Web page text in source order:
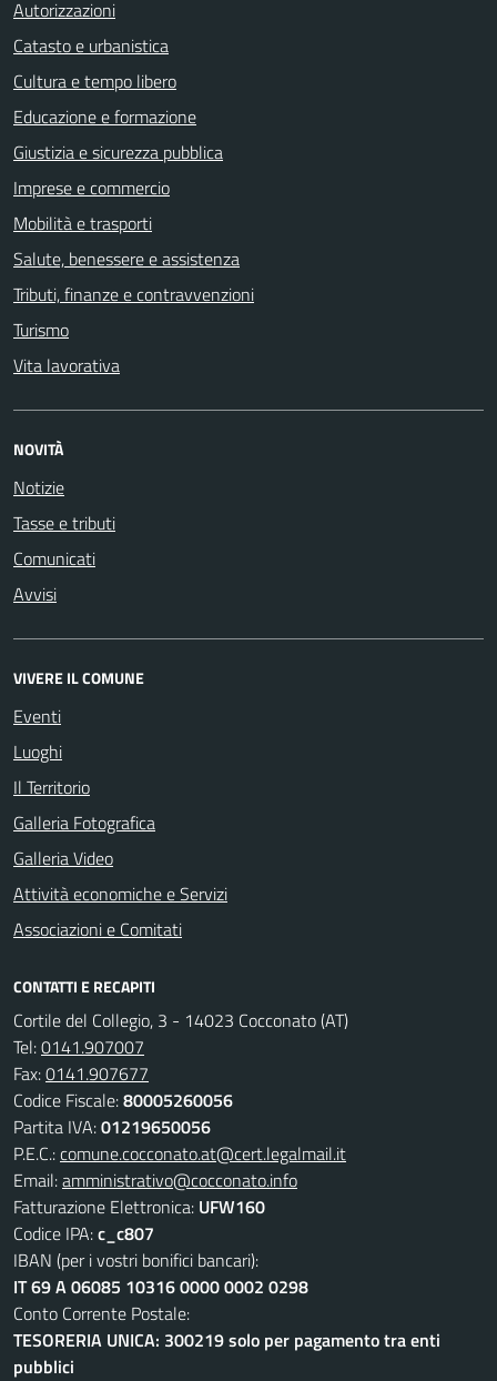
Autorizzazioni
Catasto e urbanistica
Cultura e tempo libero
Educazione e formazione
Giustizia e sicurezza pubblica
Imprese e commercio
Mobilità e trasporti
Salute, benessere e assistenza
Tributi, finanze e contravvenzioni
Turismo
Vita lavorativa
NOVITÀ
Notizie
Tasse e tributi
Comunicati
Avvisi
VIVERE IL COMUNE
Eventi
Luoghi
Il Territorio
Galleria Fotografica
Galleria Video
Attività economiche e Servizi
Associazioni e Comitati
CONTATTI E RECAPITI
Cortile del Collegio, 3 - 14023 Cocconato (AT)
Tel:0141.907007
Fax:0141.907677
Codice Fiscale:80005260056
Partita IVA:01219650056
P.E.C.:comune.cocconato.at@cert.legalmail.it
Email:amministrativo@cocconato.info
Fatturazione Elettronica: UFW160
Codice IPA:c_c807
IBAN (per i vostri bonifici bancari):
IT 69 A 06085 10316 0000 0002 0298
Conto Corrente Postale:
TESORERIA UNICA: 300219 solo per pagamento tra enti
pubblici